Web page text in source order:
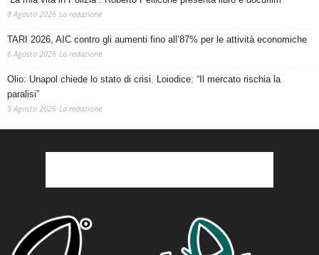
8 Agosto 2026 La redazione
TARI 2026, AIC contro gli aumenti fino all’87% per le attività economiche
6 Agosto 2026 La redazione
Olio: Unapol chiede lo stato di crisi. Loiodice: “Il mercato rischia la
paralisi”
5 Agosto 2026 La redazione